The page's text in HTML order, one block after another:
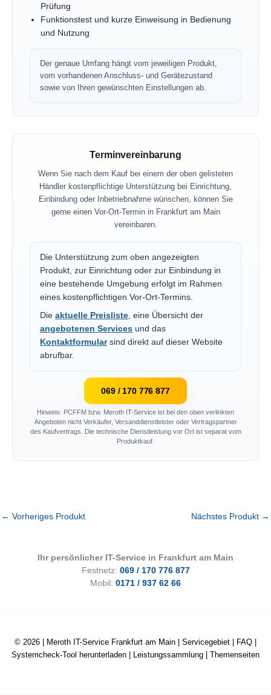
Prüfung
Funktionstest und kurze Einweisung in Bedienung
und Nutzung
Der genaue Umfang hängt vom jeweiligen Produkt,
vom vorhandenen Anschluss- und Gerätezustand
sowie von Ihren gewünschten Einstellungen ab.
Terminvereinbarung
Wenn Sie nach dem Kauf bei einem der oben gelisteten
Händler kostenpflichtige Unterstützung bei Einrichtung,
Einbindung oder Inbetriebnahme wünschen, können Sie
gerne einen Vor-Ort-Termin in Frankfurt am Main
vereinbaren.
Die Unterstützung zum oben angezeigten
Produkt, zur Einrichtung oder zur Einbindung in
eine bestehende Umgebung erfolgt im Rahmen
eines kostenpflichtigen Vor-Ort-Termins.
Die aktuelle Preisliste, eine Übersicht der
angebotenen Services und das
Kontaktformularsind direkt auf dieser Website
abrufbar.
069 / 170 776 877
Hinweis: PCFFM bzw. Meroth IT-Service ist bei den oben verlinkten
Angeboten nicht Verkäufer, Versanddienstleister oder Vertragspartner
des Kaufvertrags. Die technische Dienstleistung vor Ort ist separat vom
Produktkauf.
← Vorheriges Produkt Nächstes Produkt →
Ihr persönlicher IT-Service in Frankfurt am Main
Festnetz: 069 / 170 776 877
Mobil: 0171 / 937 62 66
© 2026 | Meroth IT-Service Frankfurt am Main Servicegebiet FAQ
Systemcheck-Tool herunterladen
Leistungssammlung Themenseiten